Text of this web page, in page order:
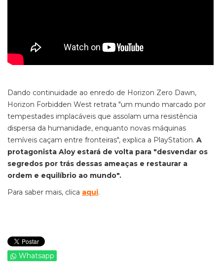
Dando continuidade ao enredo de Horizon Zero Dawn,
Horizon Forbidden West retrata "um mundo marcado por
tempestades implacáveis que assolam uma resistência
dispersa da humanidade, enquanto novas máquinas
temíveis caçam entre fronteiras", explica a PlayStation. A
protagonista Aloy estará de volta para "desvendar os
segredos por trás dessas ameaças e restaurar a
ordem e equilíbrio ao mundo".
Para saber mais, clica aqui.
Whatsapp